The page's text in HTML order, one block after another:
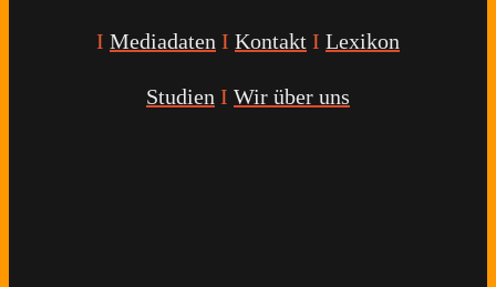
I Mediadaten I Kontakt I Lexikon
Studien I Wir über uns